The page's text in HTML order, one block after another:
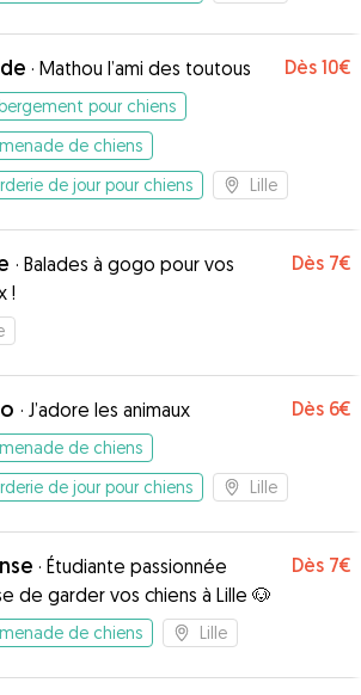
· Mathou l’ami des toutous Dès 10€
pour chiens
de chiens
de jour pour chiens
Lille
· Balades à gogo pour vos
!
Dès 7€
· J’adore les animaux Dès 6€
de chiens
de jour pour chiens
Lille
· Étudiante passionnée
de garder vos chiens à Lille 🐶
Dès 7€
de chiens Lille